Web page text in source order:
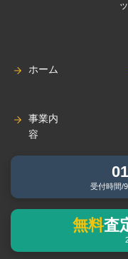
ホーム
事業内
容
受付時間/
無料査